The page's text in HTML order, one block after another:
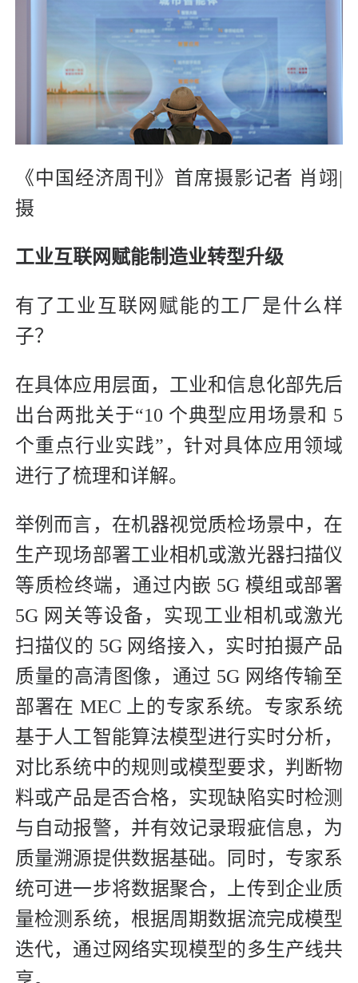
《中国经济周刊》首席摄影记者 肖翊|
摄
工业互联网赋能制造业转型升级
有了工业互联网赋能的工厂是什么样
子？
在具体应用层面，工业和信息化部先后
出台两批关于“10 个典型应用场景和 5
个重点行业实践”，针对具体应用领域
进行了梳理和详解。
举例而言，在机器视觉质检场景中，在
生产现场部署工业相机或激光器扫描仪
等质检终端，通过内嵌 5G 模组或部署
5G 网关等设备，实现工业相机或激光
扫描仪的 5G 网络接入，实时拍摄产品
质量的高清图像，通过 5G 网络传输至
部署在 MEC 上的专家系统。专家系统
基于人工智能算法模型进行实时分析，
对比系统中的规则或模型要求，判断物
料或产品是否合格，实现缺陷实时检测
与自动报警，并有效记录瑕疵信息，为
质量溯源提供数据基础。同时，专家系
统可进一步将数据聚合，上传到企业质
量检测系统，根据周期数据流完成模型
迭代，通过网络实现模型的多生产线共